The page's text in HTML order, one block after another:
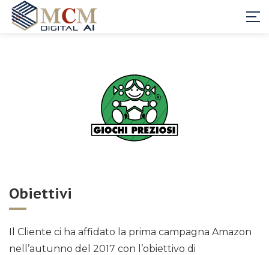
Obiettivi
Il Cliente ci ha affidato la prima campagna Amazon
nell’autunno del 2017 con l’obiettivo di